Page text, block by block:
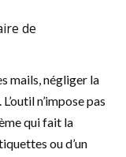
de
mails, négliger la
n’impose pas
qui fait la
ou d’un